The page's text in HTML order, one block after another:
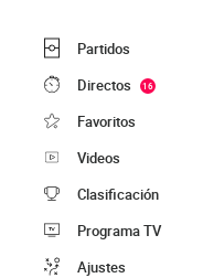
Partidos
Directos
16
Favoritos
Videos
Clasificación
Programa TV
Ajustes